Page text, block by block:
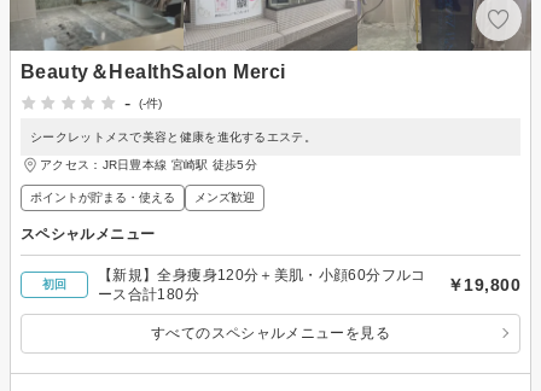
Beauty＆HealthSalon Merci
-
(-件)
シークレットメスで美容と健康を進化するエステ。
アクセス：JR日豊本線 宮崎駅 徒歩5分
ポイントが貯まる・使える メンズ歓迎
スペシャルメニュー
初回
【新規】全身痩身120分＋美肌・小顔60分フルコ
ース合計180分
￥19,800
すべてのスペシャルメニューを見る